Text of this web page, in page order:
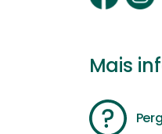
Mais